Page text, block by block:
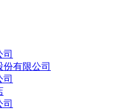
有限公司